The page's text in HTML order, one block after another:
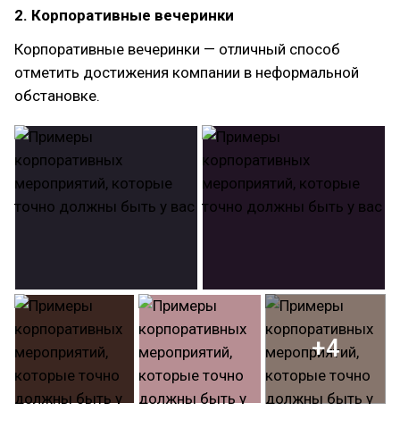
2. Корпоративные вечеринки
Корпоративные вечеринки — отличный способ
отметить достижения компании в неформальной
обстановке.
+4